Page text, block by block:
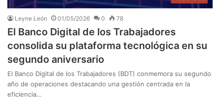
Leyne León 01/05/2026 0 78
El Banco Digital de los Trabajadores
consolida su plataforma tecnológica en su
segundo aniversario
El Banco Digital de los Trabajadores (BDT) conmemora su segundo
año de operaciones destacando una gestión centrada en la
eficiencia…